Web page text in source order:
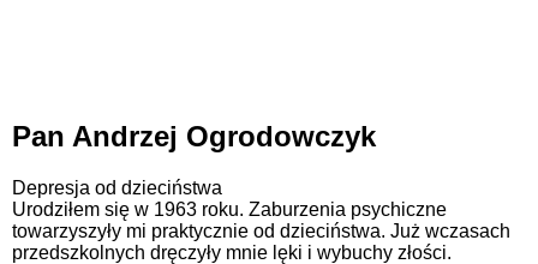
Pan Andrzej Ogrodowczyk
Depresja od dzieciństwa
Urodziłem się w 1963 roku. Zaburzenia psychiczne
towarzyszyły mi praktycznie od dzieciństwa. Już wczasach
przedszkolnych dręczyły mnie lęki i wybuchy złości.